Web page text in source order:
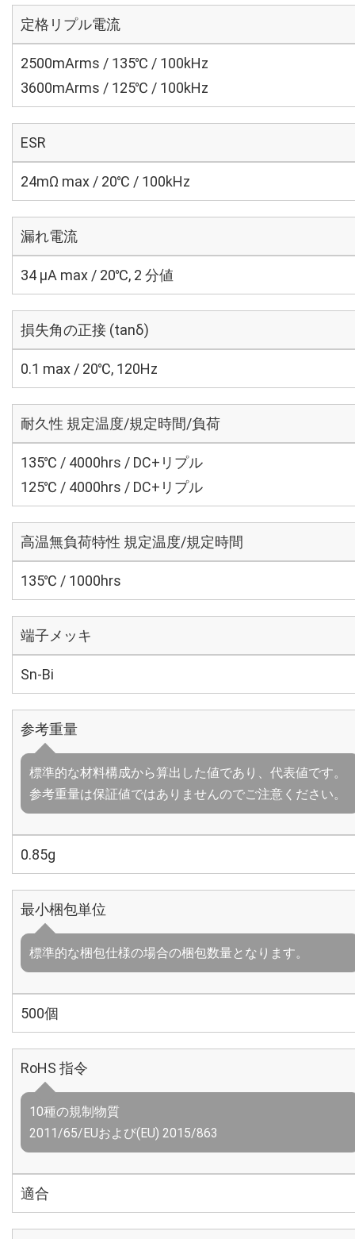
定格リプル電流
2500mArms / 135℃ / 100kHz
3600mArms / 125℃ / 100kHz
ESR
24mΩ max / 20℃ / 100kHz
漏れ電流
34 μA max / 20℃, 2 分値
損失角の正接 (tanδ)
0.1 max / 20℃, 120Hz
耐久性 規定温度/規定時間/負荷
135℃ / 4000hrs / DC+リプル
125℃ / 4000hrs / DC+リプル
高温無負荷特性 規定温度/規定時間
135℃ / 1000hrs
端子メッキ
Sn-Bi
参考重量
標準的な材料構成から算出した値であり、代表値です。
参考重量は保証値ではありませんのでご注意ください。
0.85g
最小梱包単位
標準的な梱包仕様の場合の梱包数量となります。
500個
RoHS 指令
10種の規制物質
2011/65/EUおよび(EU) 2015/863
適合